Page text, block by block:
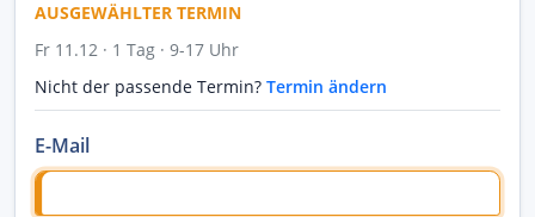
AUSGEWÄHLTER TERMIN
Fr 11.12 · 1 Tag · 9-17 Uhr
Nicht der passende Termin? Termin ändern
E-Mail